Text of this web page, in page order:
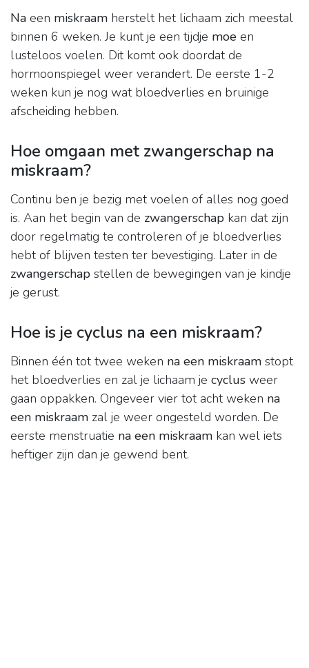
Na een miskraam herstelt het lichaam zich meestal
binnen 6 weken. Je kunt je een tijdje moe en
lusteloos voelen. Dit komt ook doordat de
hormoonspiegel weer verandert. De eerste 1-2
weken kun je nog wat bloedverlies en bruinige
afscheiding hebben.
Hoe omgaan met zwangerschap na
miskraam?
Continu ben je bezig met voelen of alles nog goed
is. Aan het begin van de zwangerschap kan dat zijn
door regelmatig te controleren of je bloedverlies
hebt of blijven testen ter bevestiging. Later in de
zwangerschap stellen de bewegingen van je kindje
je gerust.
Hoe is je cyclus na een miskraam?
Binnen één tot twee weken na een miskraam stopt
het bloedverlies en zal je lichaam je cyclus weer
gaan oppakken. Ongeveer vier tot acht weken na
een miskraam zal je weer ongesteld worden. De
eerste menstruatie na een miskraam kan wel iets
heftiger zijn dan je gewend bent.